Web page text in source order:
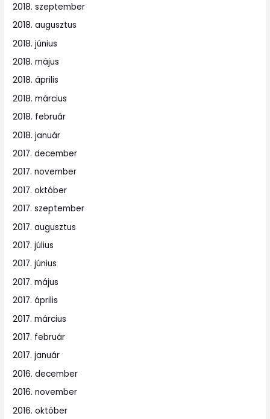
2018. szeptember
2018. augusztus
2018. június
2018. május
2018. április
2018. március
2018. február
2018. január
2017. december
2017. november
2017. október
2017. szeptember
2017. augusztus
2017. július
2017. június
2017. május
2017. április
2017. március
2017. február
2017. január
2016. december
2016. november
2016. október